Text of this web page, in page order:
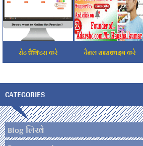
सेट प्रैक्टिस करे चैनल सब्सक्राइब करे
CATEGORIES
Blog लिखे